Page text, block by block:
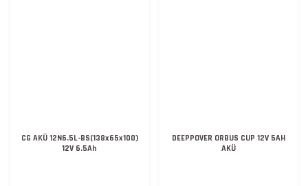
CG AKÜ 12N6.5L-BS(138x65x100)
12V 6.5Ah
DEEPPOVER ORBUS CUP 12V 5AH
AKÜ